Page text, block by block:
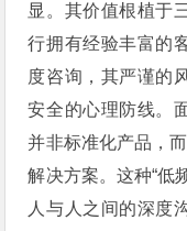
显。其价值根植于
行拥有经验丰富的
度咨询，其严谨的
安全的心理防线。
并非标准化产品，
解决方案。这种“低
人与人之间的深度